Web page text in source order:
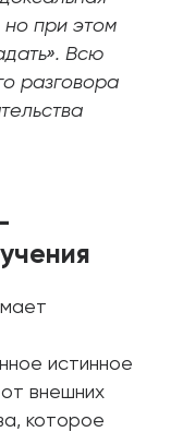
но при этом
Всю
разговора
истинное
внешних
которое